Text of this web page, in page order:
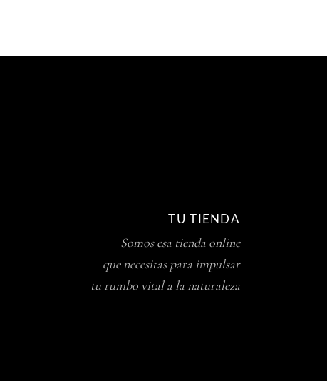
TU TIENDA
Somos esa tienda online
que necesitas para impulsar
tu rumbo vital a la naturaleza